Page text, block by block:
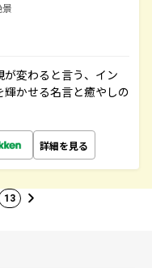
変わると言う、イン
輝かせる名言と癒やしの
詳細を見る
13